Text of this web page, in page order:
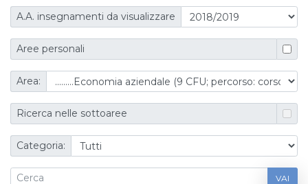
A.A. insegnamenti da visualizzare
Aree personali
Area:
Ricerca nelle sottoaree
Categoria:
VAI